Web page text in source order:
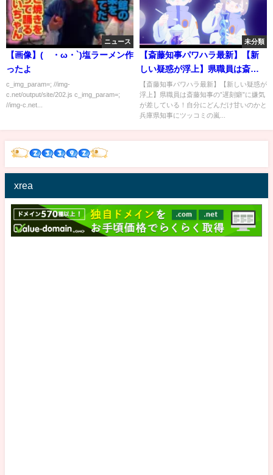
ニュース
【画像】(´・ω・`)塩ラーメン作
ったよ
c_img_param=; //img-
c.net/output/site/202.js c_img_param=;
//img-c.net...
未分類
【斎藤知事パワハラ最新】【新
しい疑惑が浮上】県職員は斎藤
知事の”遅刻癖”に嫌気が差して
いる！自分にどんだけ甘いのか
と兵庫県知事にツッコミの嵐
【斎藤知事パワハラ最新】【新しい疑惑が
浮上】県職員は斎藤知事の”遅刻癖”に嫌気
が差している！自分にどんだけ甘いのかと
兵庫県知事にツッコミの嵐...
xrea